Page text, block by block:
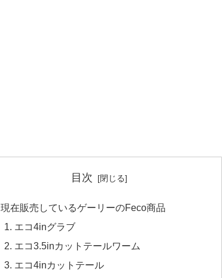
目次
現在販売しているゲーリーのFeco商品
エコ4inグラブ
エコ3.5inカットテールワーム
エコ4inカットテール